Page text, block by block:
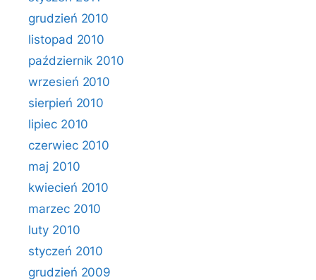
grudzień 2010
listopad 2010
październik 2010
wrzesień 2010
sierpień 2010
lipiec 2010
czerwiec 2010
maj 2010
kwiecień 2010
marzec 2010
luty 2010
styczeń 2010
grudzień 2009